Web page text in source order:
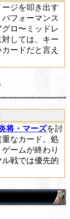
ジを叩き出す
フォーマンス
ロ〜ミッドレ
しては、キー
ードだと言え
将・マーズを討
なカード。処
ームが終わり
戦では優先的